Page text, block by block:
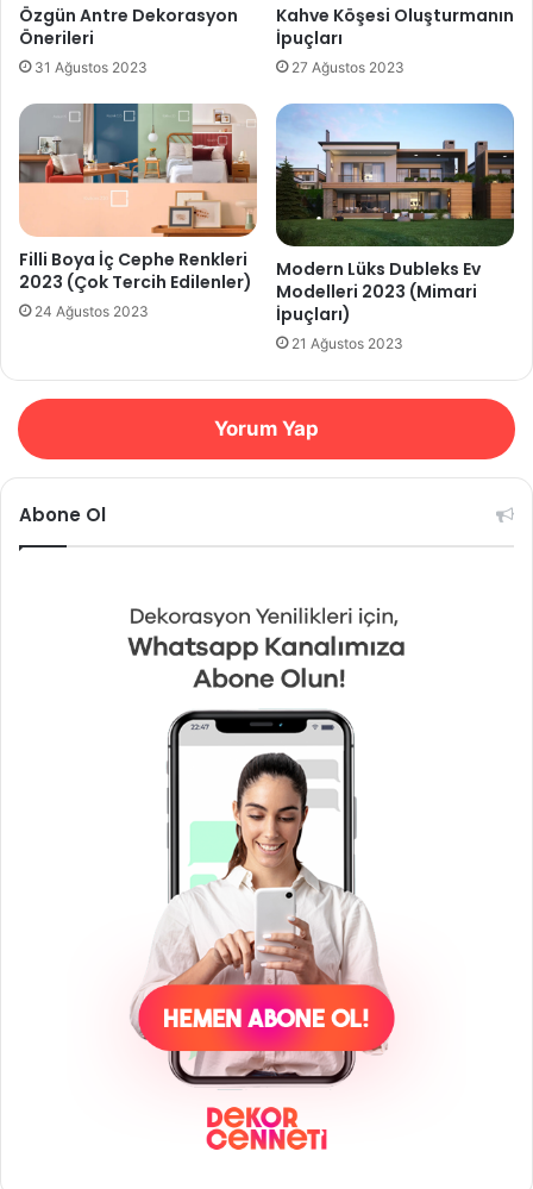
Özgün Antre Dekorasyon
Önerileri
31 Ağustos 2023
Kahve Köşesi Oluşturmanın
İpuçları
27 Ağustos 2023
Filli Boya İç Cephe Renkleri
2023 (Çok Tercih Edilenler)
24 Ağustos 2023
Modern Lüks Dubleks Ev
Modelleri 2023 (Mimari
İpuçları)
21 Ağustos 2023
Yorum Yap
Abone Ol